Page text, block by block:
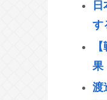
す
果
渡